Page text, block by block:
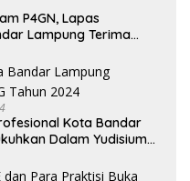
P4GN, Lapas
Lampung Terima
Kota Bandar
Dalam Yudisium